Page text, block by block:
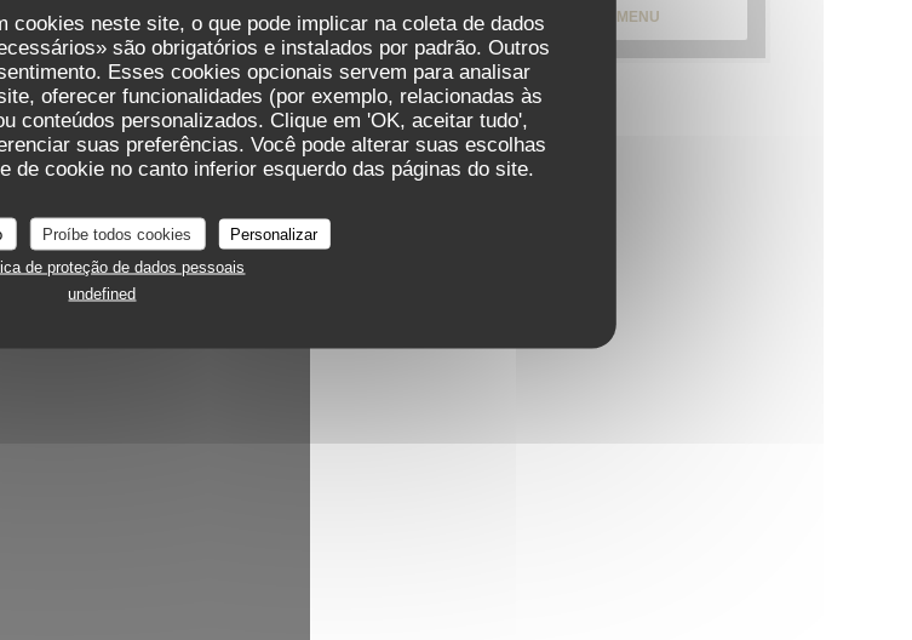
neste site, o que pode implicar na coleta de dados
são obrigatórios e instalados por padrão. Outros
Esses cookies opcionais servem para analisar
oferecer funcionalidades (por exemplo, relacionadas às
conteúdos personalizados. Clique em 'OK, aceitar tudo',
suas preferências. Você pode alterar suas escolhas
de cookie no canto inferior esquerdo das páginas do site.
Proíbe todos cookies
Personalizar
de proteção de dados pessoais
undefined
DESCUBRA O NOSSO MENU